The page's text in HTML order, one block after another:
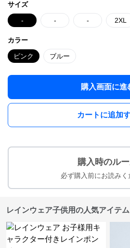
サイズ
- - - 2XL
カラー
ピンク ブルー
購入画面に進
カートに追加
購入時のル
必ず購入前にお読みく
レインウェア子供用の人気アイテム